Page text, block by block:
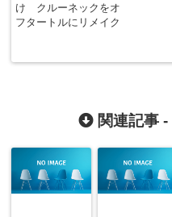
け クルーネックをオ
フタートルにリメイク
関連記事 -